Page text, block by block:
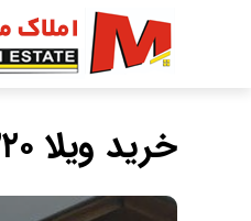
خرید ویلا ۲۲۰ متری جاده جنگلی در نانوا کلا چمستان